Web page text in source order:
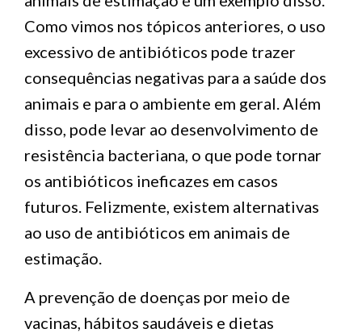
Como vimos nos tópicos anteriores, o uso
excessivo de antibióticos pode trazer
consequências negativas para a saúde dos
animais e para o ambiente em geral. Além
disso, pode levar ao desenvolvimento de
resistência bacteriana, o que pode tornar
os antibióticos ineficazes em casos
futuros. Felizmente, existem alternativas
ao uso de antibióticos em animais de
estimação.
A prevenção de doenças por meio de
vacinas, hábitos saudáveis ​​e dietas